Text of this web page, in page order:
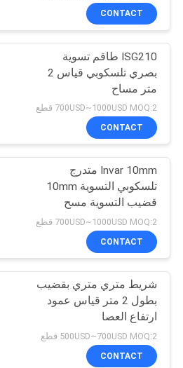
طاقم التسوية
التلسكوبي
محول تريبراش
46
حوامل أدوات
10
CONTACT
ISG210 طاقم تسوية
بصري تلسكوبي قياس 2
متر مساح
700USD~1000USD MOQ:2 قطع
CONTACT
Invar 10mm متدرج
تلسكوبي التسوية 10mm
قضيب التسوية مسح
ISG310
700USD~1000USD MOQ:2 قطع
CONTACT
شريط متري متري بقضيب
بطول 2 متر قياس عمود
ارتفاع العصا
500USD~700USD MOQ:2 قطع
CONTACT